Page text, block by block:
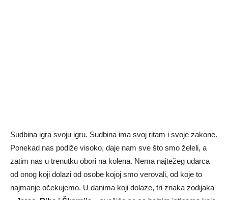
Sudbina igra svoju igru. Sudbina ima svoj ritam i svoje zakone.
Ponekad nas podiže visoko, daje nam sve što smo želeli, a
zatim nas u trenutku obori na kolena. Nema najtežeg udarca
od onog koji dolazi od osobe kojoj smo verovali, od koje to
najmanje očekujemo. U danima koji dolaze, tri znaka zodijaka